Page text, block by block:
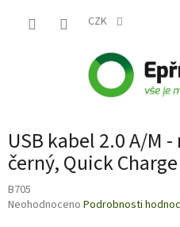
CZK
USB kabel 2.0 A/M
černý, Quick Charge
B705
Průměrné
Neohodnoceno Podrobnosti